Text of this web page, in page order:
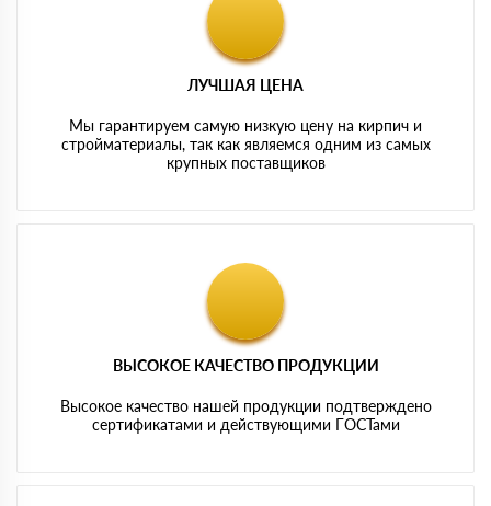
ЛУЧШАЯ ЦЕНА
Мы гарантируем самую низкую цену на кирпич и
стройматериалы, так как являемся одним из самых
крупных поставщиков
ВЫСОКОЕ КАЧЕСТВО ПРОДУКЦИИ
Высокое качество нашей продукции подтверждено
сертификатами и действующими ГОСТами